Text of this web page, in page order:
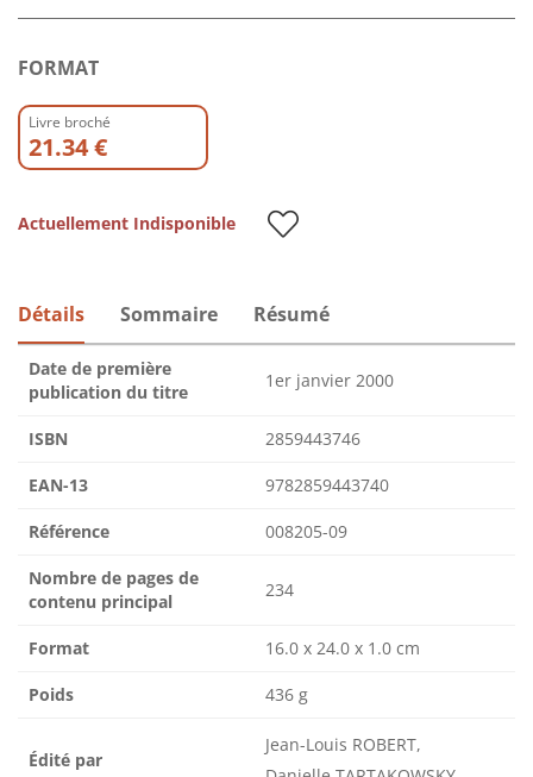
FORMAT
Livre broché
21.34 €
Actuellement Indisponible
Détails Sommaire Résumé
Date de première
publication du titre
1er janvier 2000
ISBN 2859443746
EAN-13 9782859443740
Référence 008205-09
Nombre de pages de
contenu principal
234
Format 16.0 x 24.0 x 1.0 cm
Poids 436 g
Édité par
Jean-Louis ROBERT,